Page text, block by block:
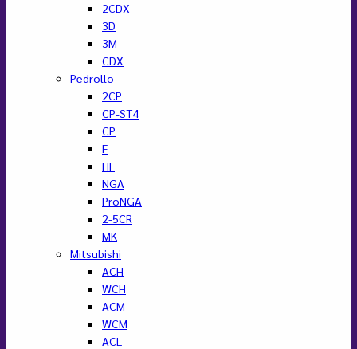
2CDX
3D
3M
CDX
Pedrollo
2CP
CP-ST4
CP
F
HF
NGA
ProNGA
2-5CR
MK
Mitsubishi
ACH
WCH
ACM
WCM
ACL